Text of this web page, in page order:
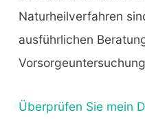
Naturheilverfahren
ausführlichen
Überprüfen Sie mein